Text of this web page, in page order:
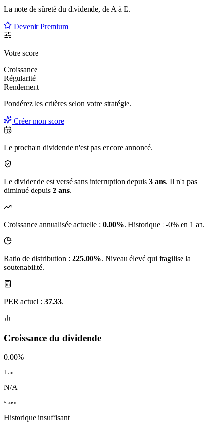
La note de sûreté du dividende, de A à E.
Devenir Premium
Votre score
Croissance
Régularité
Rendement
Pondérez les critères selon votre stratégie.
Créer mon score
Le prochain dividende n'est pas encore annoncé.
Le dividende est versé sans interruption depuis 3 ans. Il n'a pas
diminué depuis 2 ans.
Croissance annualisée actuelle : 0.00%. Historique : -0% en 1 an.
Ratio de distribution : 225.00%. Niveau élevé qui fragilise la
soutenabilité.
PER actuel : 37.33.
Croissance du dividende
0.00%
1 an
N/A
5 ans
Historique insuffisant